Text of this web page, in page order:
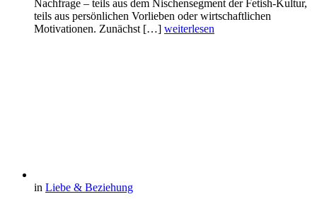
Nachfrage – teils aus dem Nischensegment der Fetish-Kultur,
teils aus persönlichen Vorlieben oder wirtschaftlichen
Motivationen. Zunächst […] weiterlesen
in Liebe & Beziehung